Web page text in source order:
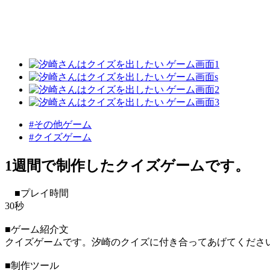
#その他ゲーム
#クイズゲーム
1週間で制作したクイズゲームです。
■プレイ時間
30秒
■ゲーム紹介文
クイズゲームです。汐崎のクイズに付き合ってあげてくださ
■制作ツール